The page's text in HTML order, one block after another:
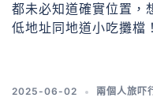
都未必知道確實位置，
低地址同地道小吃攤檔！
2025-06-02 兩個人旅吓